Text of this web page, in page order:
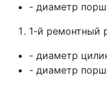
- диаметр
1-й ремонтный
- диаметр
- диаметр